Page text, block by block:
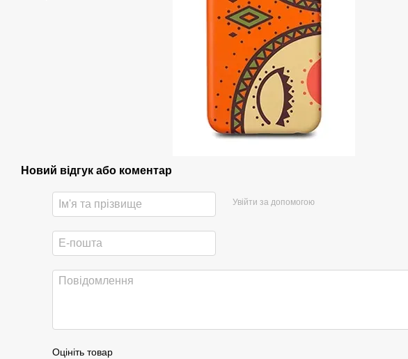
Новий відгук або коментар
Увійти за допомогою
Оцініть товар